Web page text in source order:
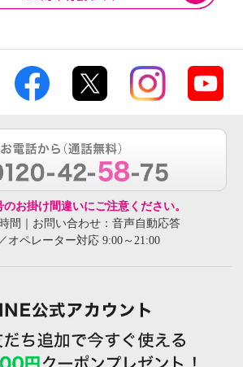
お掛け間違いにご注意ください。
間｜お問い合わせ：音声自動応答
オペレーター対応 9:00～21:00